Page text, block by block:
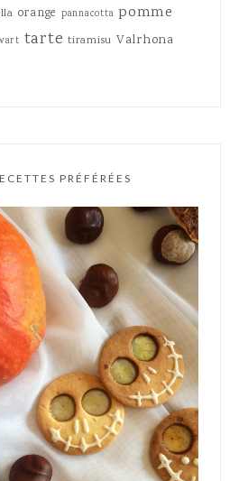
orange pannacotta pomme
tarte tiramisu Valrhona
PRÉFÉRÉES